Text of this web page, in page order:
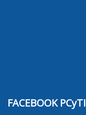
FACEBOOK PCyTI